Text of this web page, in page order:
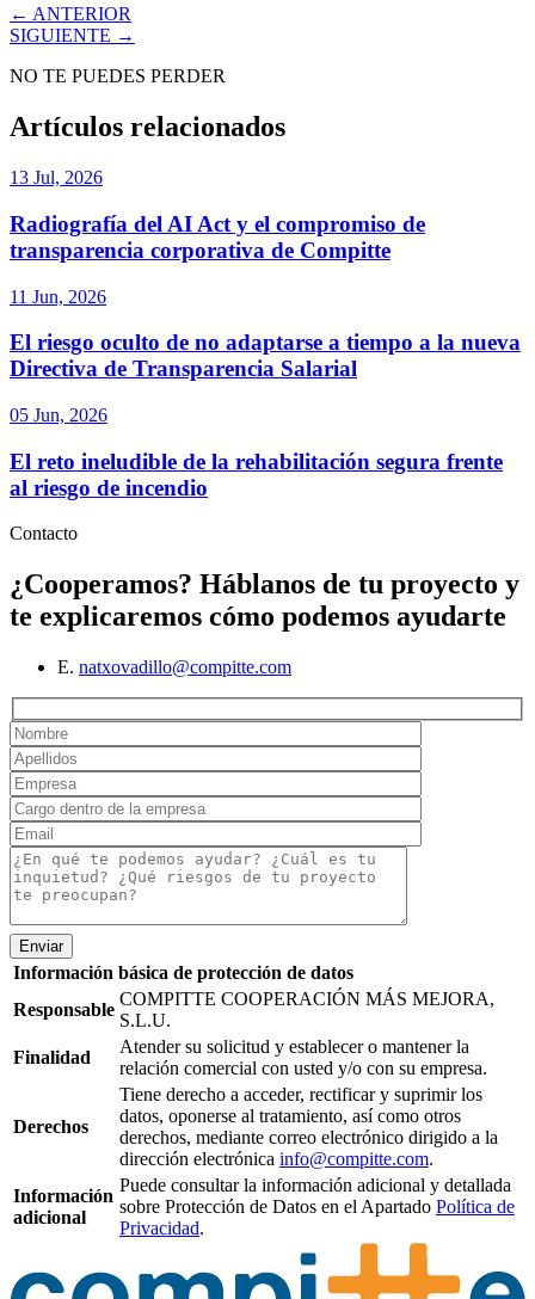
← ANTERIOR
SIGUIENTE →
NO TE PUEDES PERDER
Artículos relacionados
13 Jul, 2026
Radiografía del AI Act y el compromiso de
transparencia corporativa de Compitte
11 Jun, 2026
El riesgo oculto de no adaptarse a tiempo a la nueva
Directiva de Transparencia Salarial
05 Jun, 2026
El reto ineludible de la rehabilitación segura frente
al riesgo de incendio
Contacto
¿Cooperamos? Háblanos de tu proyecto y
te explicaremos cómo podemos ayudarte
E. natxovadillo@compitte.com
Enviar
Información básica de protección de datos
Responsable
COMPITTE COOPERACIÓN MÁS MEJORA,
S.L.U.
Finalidad
Atender su solicitud y establecer o mantener la
relación comercial con usted y/o con su empresa.
Derechos
Tiene derecho a acceder, rectificar y suprimir los
datos, oponerse al tratamiento, así como otros
derechos, mediante correo electrónico dirigido a la
dirección electrónica info@compitte.com.
Información
adicional
Puede consultar la información adicional y detallada
sobre Protección de Datos en el Apartado Política de
Privacidad.